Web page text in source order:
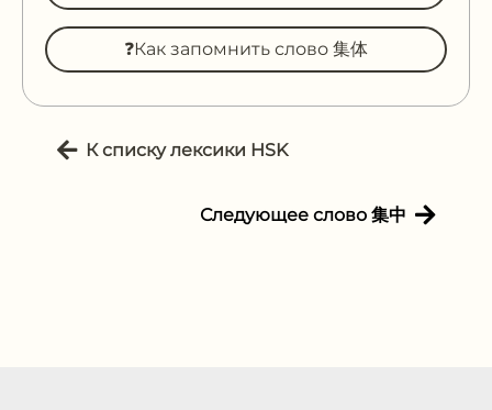
❓Как запомнить слово 集体
К списку лексики HSK
Следующее слово 集中